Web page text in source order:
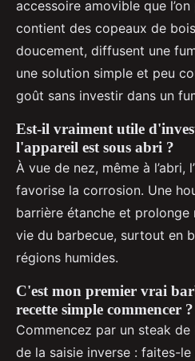
accessoire amovible que
contient des copeaux de
doucement, diffusent une
une solution simple et peu
goût sans investir dans un
Est-il vraiment utile
l'appareil est sous abri ?
À vue de nez, même à l’abri,
favorise la corrosion. Une
barrière étanche et
vie du barbecue, surtout en
régions humides.
C'est mon premier vrai
recette simple commencer ?
Commencez par un steak
de la saisie inverse : faites-